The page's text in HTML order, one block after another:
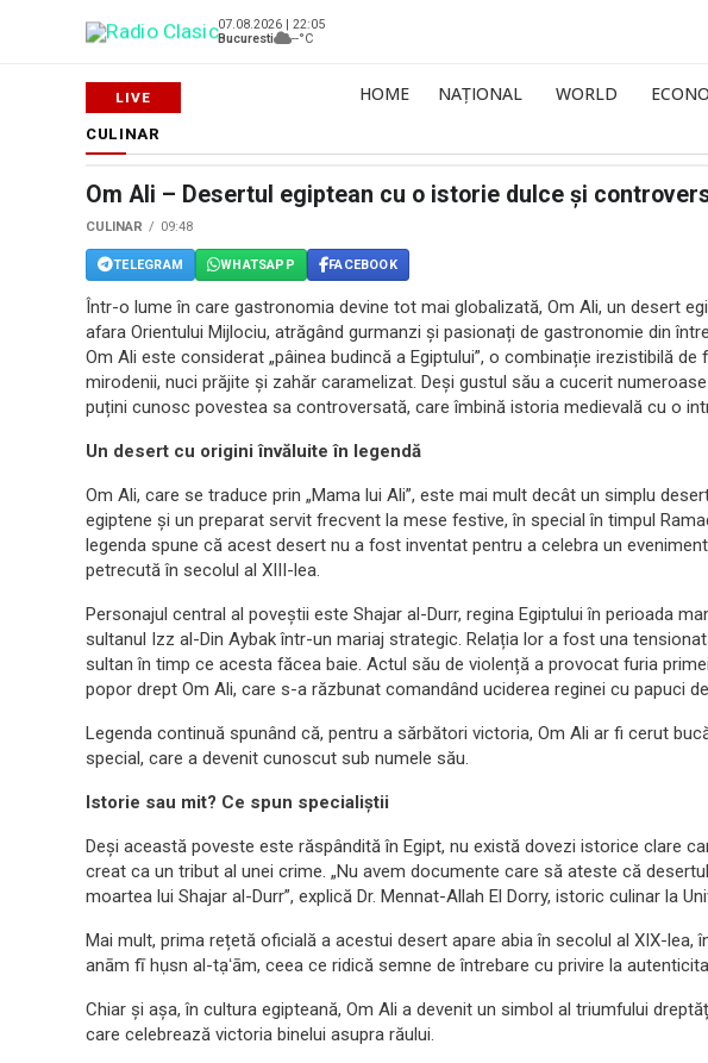
07.08.2026 | 22:05
Bucuresti
--°C
HOME NAȚIONAL WORLD
CULINAR
Om Ali – Desertul egiptean cu o istorie dulce și
CULINAR 09:48
TELEGRAM WHATSAPP FACEBOOK
Într-o lume în care gastronomia devine tot mai globalizată, Om Ali, un desert
afara Orientului Mijlociu, atrăgând gurmanzi și pasionați de gastronomie din
Om Ali este considerat „pâinea budincă a Egiptului”, o combinație irezistibilă
mirodenii, nuci prăjite și zahăr caramelizat. Deși gustul său a cucerit
puțini cunosc povestea sa controversată, care îmbină istoria medievală cu o
Un desert cu origini învăluite în legendă
Om Ali, care se traduce prin „Mama lui Ali”, este mai mult decât un simplu
egiptene și un preparat servit frecvent la mese festive, în special în timpul
legenda spune că acest desert nu a fost inventat pentru a celebra un
petrecută în secolul al XIII-lea.
Personajul central al poveștii este Shajar al-Durr, regina Egiptului în perioada
sultanul Izz al-Din Aybak într-un mariaj strategic. Relația lor a fost una
sultan în timp ce acesta făcea baie. Actul său de violență a provocat furia
popor drept Om Ali, care s-a răzbunat comandând uciderea reginei cu papuci
Legenda continuă spunând că, pentru a sărbători victoria, Om Ali ar fi cerut
special, care a devenit cunoscut sub numele său.
Istorie sau mit? Ce spun specialiștii
Deși această poveste este răspândită în Egipt, nu există dovezi istorice clare
creat ca un tribut al unei crime. „Nu avem documente care să ateste că
moartea lui Shajar al-Durr”, explică Dr. Mennat-Allah El Dorry, istoric culinar la
Mai mult, prima rețetă oficială a acestui desert apare abia în secolul al XIX-lea,
anām fī hụsn al-tạʻām, ceea ce ridică semne de întrebare cu privire la
Chiar și așa, în cultura egipteană, Om Ali a devenit un simbol al triumfului
care celebrează victoria binelui asupra răului.